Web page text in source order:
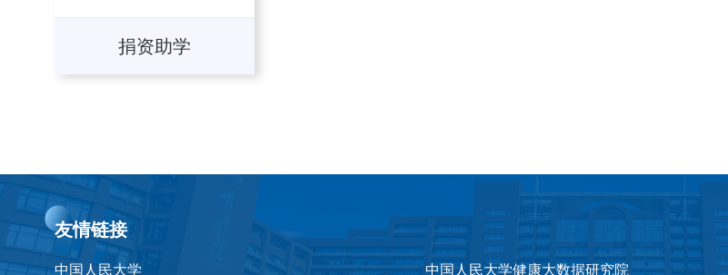
捐资助学
友情链接
中国人民大学 中国人民大学健康大数据研究院